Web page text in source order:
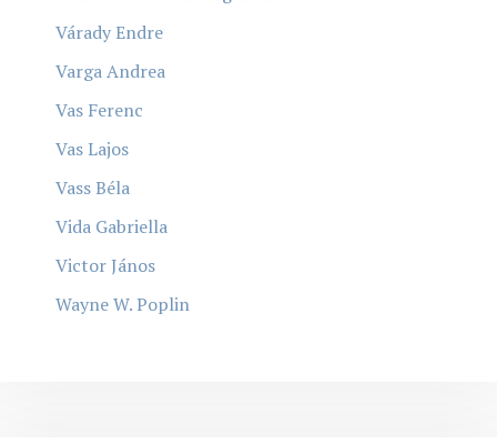
Várady Endre
Varga Andrea
Vas Ferenc
Vas Lajos
Vass Béla
Vida Gabriella
Victor János
Wayne W. Poplin